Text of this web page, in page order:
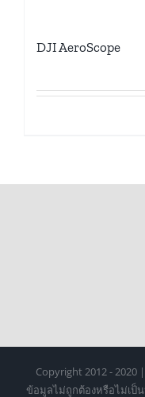
DJI AeroScope
Copyright 2012 -
ข้อมูลไม่ถูกต้องหรือไม่เป็